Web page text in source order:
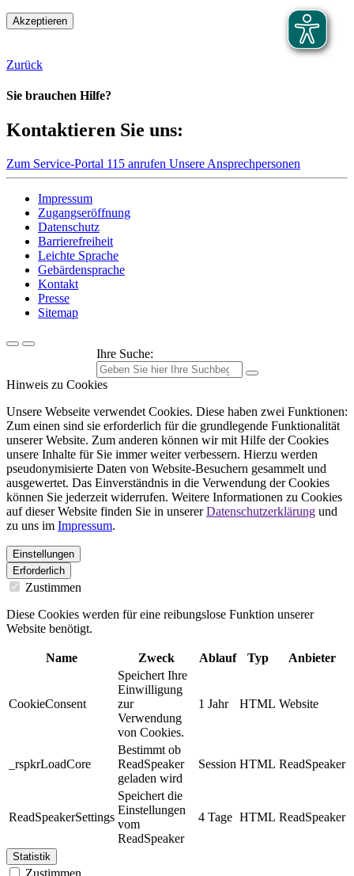
Akzeptieren
Zurück
Sie brauchen Hilfe?
Kontaktieren Sie uns:
Zum Service-Portal 115 anrufen Unsere Ansprechpersonen
Impressum
Zugangseröffnung
Datenschutz
Barrierefreiheit
Leichte Sprache
Gebärdensprache
Kontakt
Presse
Sitemap
Ihre Suche:
Hinweis zu Cookies
Unsere Webseite verwendet Cookies. Diese haben zwei Funktionen:
Zum einen sind sie erforderlich für die grundlegende Funktionalität
unserer Website. Zum anderen können wir mit Hilfe der Cookies
unsere Inhalte für Sie immer weiter verbessern. Hierzu werden
pseudonymisierte Daten von Website-Besuchern gesammelt und
ausgewertet. Das Einverständnis in die Verwendung der Cookies
können Sie jederzeit widerrufen. Weitere Informationen zu Cookies
auf dieser Website finden Sie in unsererDatenschutzerklärung und
zu uns im Impressum.
Einstellungen
Erforderlich
Zustimmen
Diese Cookies werden für eine reibungslose Funktion unserer
Website benötigt.
Name Zweck Ablauf Typ Anbieter
CookieConsent
Speichert Ihre
Einwilligung
zur
Verwendung
von Cookies.
1 Jahr HTML Website
_rspkrLoadCore
Bestimmt ob
ReadSpeaker
geladen wird
Session HTML ReadSpeaker
ReadSpeakerSettings
Speichert die
Einstellungen
vom
ReadSpeaker
4 Tage HTML ReadSpeaker
Statistik